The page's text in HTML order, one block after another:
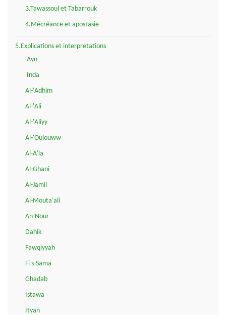
3.Tawassoul et Tabarrouk
4.Mécréance et apostasie
5.Explications et interpretations
'Ayn
'Inda
Al-'Adhim
Al-'Ali
Al-'Aliyy
Al-'Oulouww
Al-A'la
Al-Ghani
Al-Jamil
Al-Mouta'ali
An-Nour
Dahik
Fawqiyyah
Fi s-Sama
Ghadab
Istawa
Ityan